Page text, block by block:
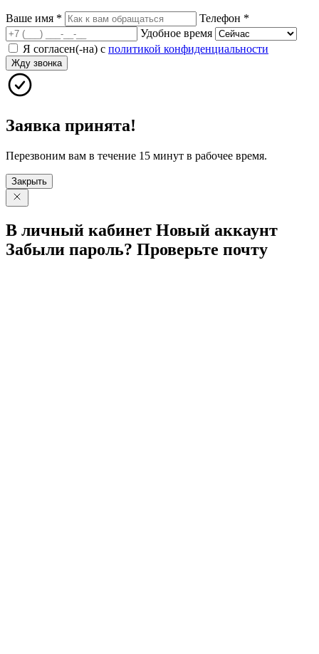
Ваше имя * Телефон *
Удобное время
Я согласен(-на) с политикой конфиденциальности
Жду звонка
Заявка принята!
Перезвоним вам в течение 15 минут в рабочее время.
Закрыть
В личный кабинет Новый аккаунт
Забыли пароль? Проверьте почту